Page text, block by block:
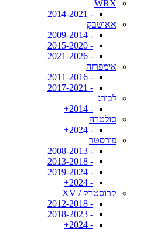
WRX
- 2014-2021
אאוטבק
- 2009-2014
- 2015-2020
- 2021-2026
אימפרזה
- 2011-2016
- 2017-2021
לבורג
- 2014+
סולטרה
- 2024+
פורסטר
- 2008-2013
- 2013-2018
- 2019-2024
- 2024+
קרוסטרק / XV
- 2012-2018
- 2018-2023
- 2024+